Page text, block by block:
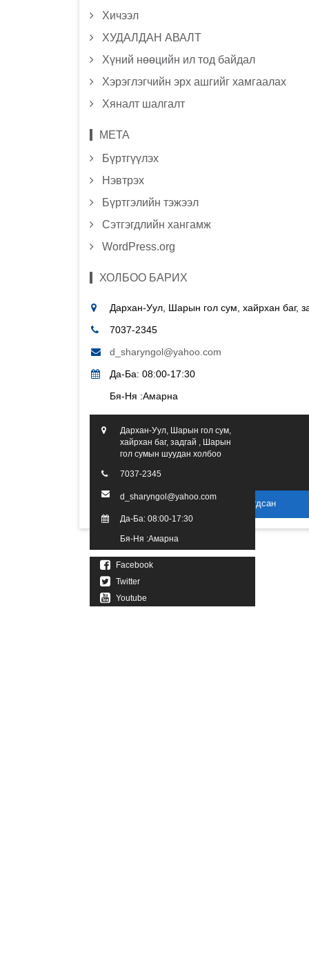
Хичээл
ХУДАЛДАН АВАЛТ
Хүний нөөцийн ил тод байдал
Хэрэглэгчийн эрх ашгийг хамгаалах
Хяналт шалгалт
МЕТА
Бүртгүүлэх
Нэвтрэх
Бүртгэлийн тэжээл
Сэтгэгдлийн хангамж
WordPress.org
ХОЛБОО БАРИХ
Дархан-Уул, Шарын гол сум, хайрхан баг,
7037-2345
d_sharyngol@yahoo.com
Да-Ба: 08:00-17:30
Бя-Ня :Амарна
Дархан-Уул, Шарын гол сум,
хайрхан баг, задгай , Шарын
гол сумын шуудан холбоо
7037-2345
d_sharyngol@yahoo.com
Да-Ба: 08:00-17:30
Бя-Ня :Амарна
Facebook
Twitter
Youtube
2016 он. Бүх эрх хуулиар хамгаалагдсан